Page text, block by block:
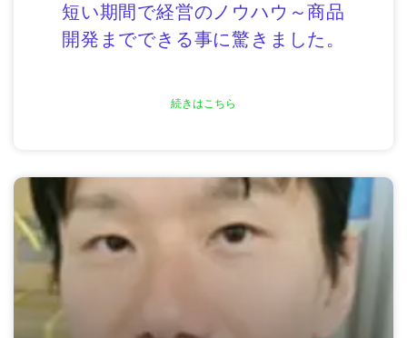
短い期間で経営のノウハウ～商品
開発までできる事に驚きました。
続きはこちら